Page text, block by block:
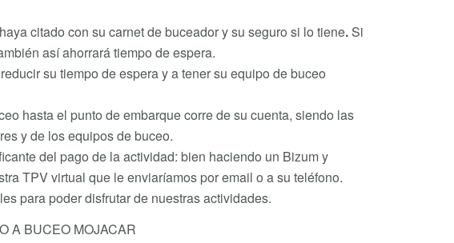
citado con su carnet de buceador y su seguro si lo tiene. Si
así ahorrará tiempo de espera.
su tiempo de espera y a tener su equipo de buceo
hasta el punto de embarque corre de su cuenta, siendo las
y de los equipos de buceo.
del pago de la actividad: bien haciendo un Bizum y
TPV virtual que le enviaríamos por email o a su teléfono.
para poder disfrutar de nuestras actividades.
A BUCEO MOJACAR